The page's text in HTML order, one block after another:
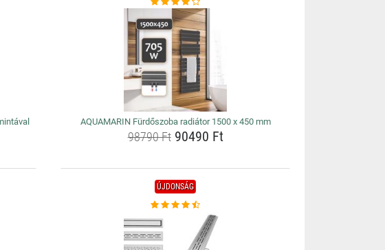
AQUAMARIN Fürdőszoba radiátor 1500 x 450 mm
98790 Ft90490 Ft
ÚJDONSÁG